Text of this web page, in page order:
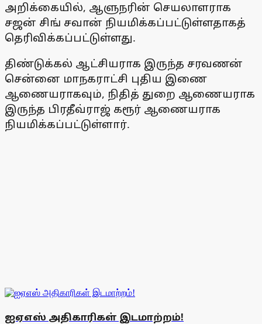
அறிக்கையில், ஆளுநரின் செயலாளராக
சஜன் சிங் சவான் நியமிக்கப்பட்டுள்ளதாகத்
தெரிவிக்கப்பட்டுள்ளது.
திண்டுக்கல் ஆட்சியராக இருந்த சரவணன்
சென்னை மாநகராட்சி புதிய இணை
ஆணையராகவும், நிதித் துறை ஆணையராக
இருந்த பிரதீவ்ராஜ் கரூர் ஆணையராக
நியமிக்கப்பட்டுள்ளார்.
ஐஏஎஸ் அதிகாரிகள் இடமாற்றம்!